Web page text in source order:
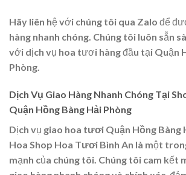
Hãy liên hệ với chúng tôi qua Zalo để
hàng nhanh chóng. Chúng tôi luôn sẵn
với dịch vụ hoa tươi hàng đầu tại Quận
Phòng.
Dịch Vụ Giao Hàng Nhanh Chóng Tại
Quận Hồng Bàng Hải Phòng
Dịch vụ giao hoa tươi Quận Hồng Bàng
Hoa Shop Hoa Tươi Bình An là một
mạnh của chúng tôi. Chúng tôi cam kết